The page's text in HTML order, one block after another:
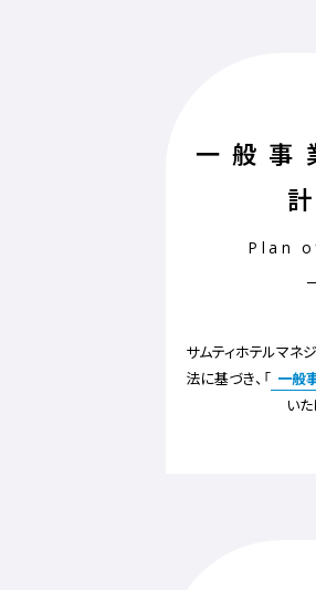
一般事
Plan
サムティホテルマネ
法に基づき、「 一般
いた